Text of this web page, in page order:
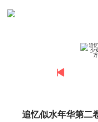
追忆似水年华第二